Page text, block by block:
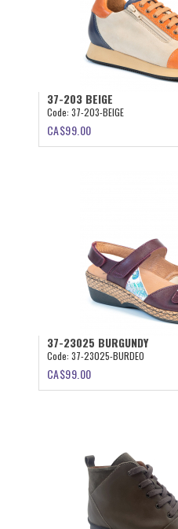
37-203 BEIGE
Code: 37-203-BEIGE
CA$99.00
37-23025 BURGUNDY
Code: 37-23025-BURDEO
CA$99.00